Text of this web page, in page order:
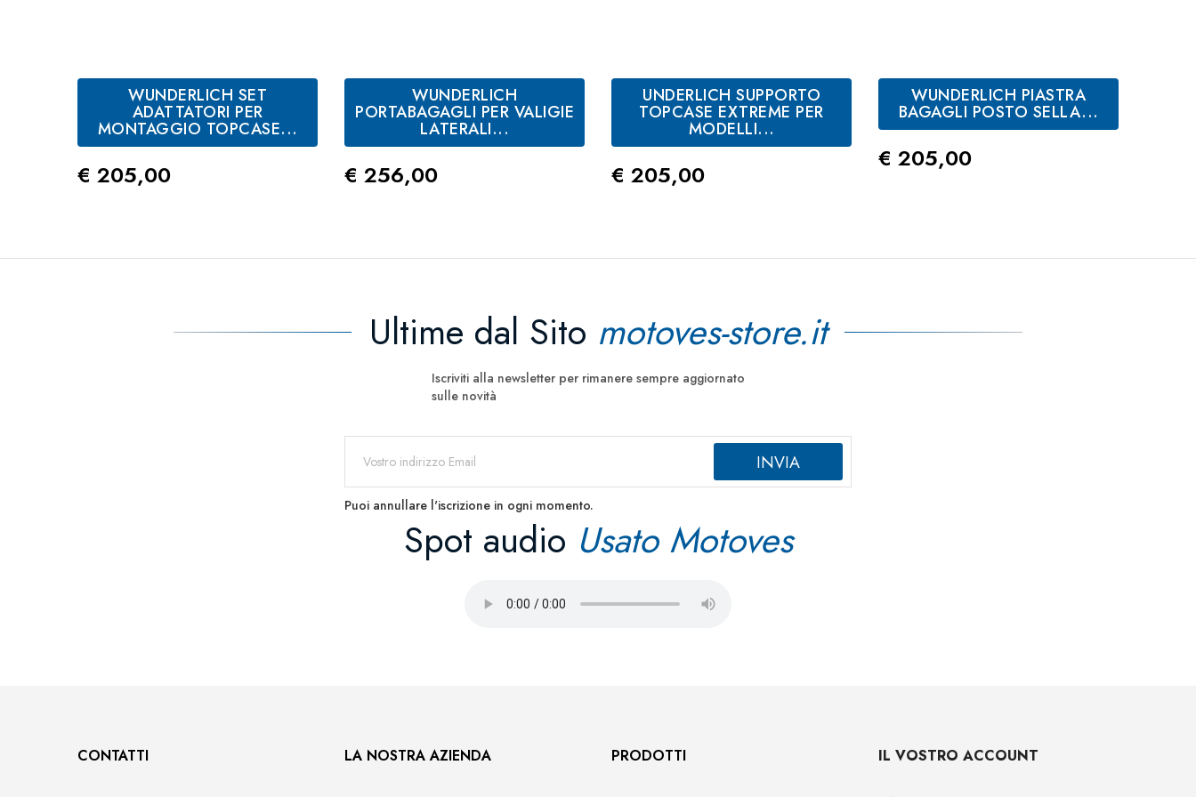
WUNDERLICH SET
ADATTATORI PER
MONTAGGIO TOPCASE...
Prezzo
€ 205,00
WUNDERLICH
PORTABAGAGLI PER VALIGIE
LATERALI...
Prezzo
€ 256,00
UNDERLICH SUPPORTO
TOPCASE EXTREME PER
MODELLI...
Prezzo
€ 205,00
WUNDERLICH PIASTRA
BAGAGLI POSTO SELLA...
Prezzo
€ 205,00
Ultime dal Sito motoves-store.it
Iscriviti alla newsletter per rimanere sempre aggiornato
sulle novità
Puoi annullare l'iscrizione in ogni momento.
Spot audio Usato Motoves
CONTATTI LA NOSTRA AZIENDA PRODOTTI IL VOSTRO ACCOUNT